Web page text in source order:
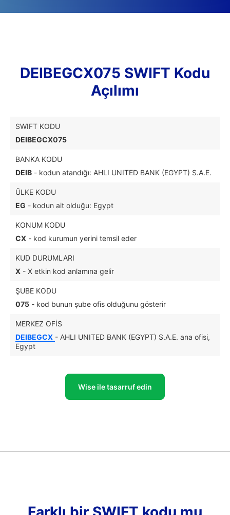
DEIBEGCX075 SWIFT Kodu
Açılımı
SWIFT KODU
DEIBEGCX075
BANKA KODU
DEIB - kodun atandığı: AHLI UNITED BANK (EGYPT) S.A.E.
ÜLKE KODU
EG - kodun ait olduğu: Egypt
KONUM KODU
CX - kod kurumun yerini temsil eder
KUD DURUMLARI
X - X etkin kod anlamına gelir
ŞUBE KODU
075 - kod bunun şube ofis olduğunu gösterir
MERKEZ OFIS
DEIBEGCX - AHLI UNITED BANK (EGYPT) S.A.E. ana ofisi,
Egypt
Wise ile tasarruf edin